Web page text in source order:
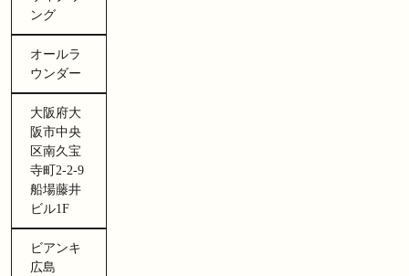
ング
オールラ
ウンダー
大阪府大
阪市中央
区南久宝
寺町2-2-9
船場藤井
ビル1F
ビアンキ
広島